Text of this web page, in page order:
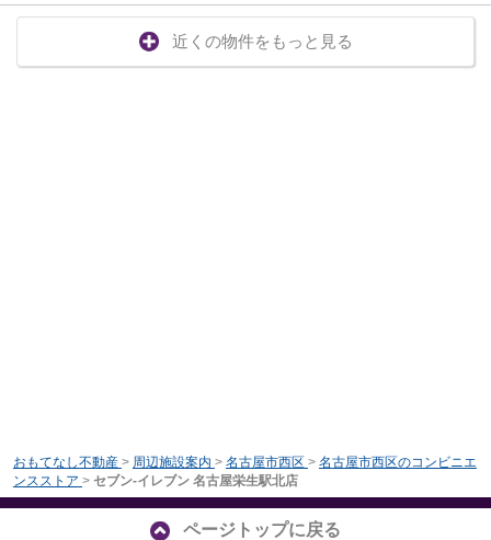
近くの物件をもっと見る
おもてなし不動産 > 周辺施設案内 > 名古屋市西区 > 名古屋市西区のコンビニエ
ンスストア > セブン-イレブン 名古屋栄生駅北店
ページトップに戻る